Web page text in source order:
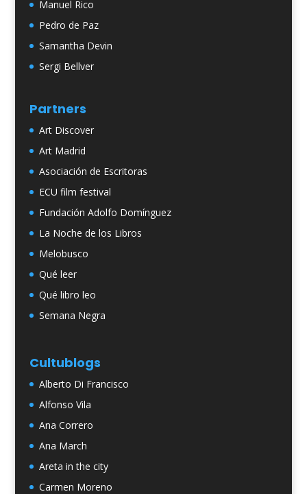
Manuel Rico
Pedro de Paz
Samantha Devin
Sergi Bellver
Partners
Art Discover
Art Madrid
Asociación de Escritoras
ECU film festival
Fundación Adolfo Domínguez
La Noche de los Libros
Melobusco
Qué leer
Qué libro leo
Semana Negra
Cultublogs
Alberto Di Francisco
Alfonso Vila
Ana Correro
Ana March
Areta in the city
Carmen Moreno